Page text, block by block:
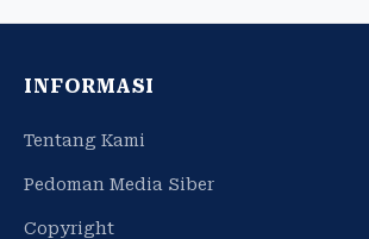
INFORMASI
Tentang Kami
Pedoman Media Siber
Copyright